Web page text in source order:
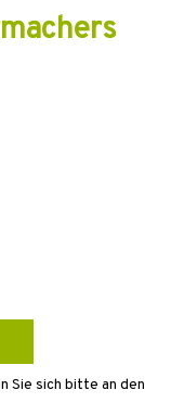
Sie sich bitte an den